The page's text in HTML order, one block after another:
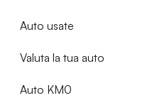
Auto usate
Valuta la tua auto
Auto KM0